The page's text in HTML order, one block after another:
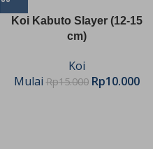
Koi Kabuto Slayer (12-15
cm)
Koi
Mulai Rp15.000 Rp10.000